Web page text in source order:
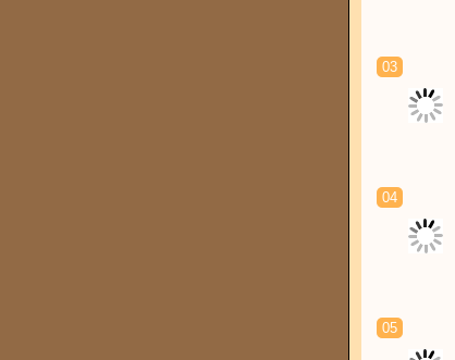
03
04
05